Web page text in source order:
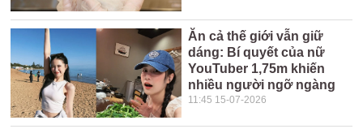
Ăn cả thế giới vẫn giữ
dáng: Bí quyết của nữ
YouTuber 1,75m khiến
nhiều người ngỡ ngàng
11:45 15-07-2026